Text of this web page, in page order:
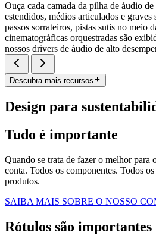
Ouça cada camada da pilha de áudio
estendidos, médios articulados e
passos sorrateiros, pistas sutis no meio
cinematográficas orquestradas são
nossos drivers de áudio de alto
Descubra mais recursos
Design para
Tudo é importante
Quando se trata de fazer o melhor para
conta. Todos os componentes. Todos
produtos.
SAIBA MAIS SOBRE O NOSSO
Rótulos são importantes